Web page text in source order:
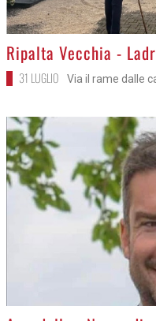
>
Ripalta Vecchia -
31 LUGLIO Via il rame dalle
>